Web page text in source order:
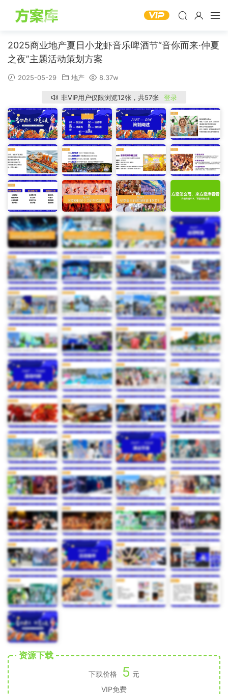
2025商业地产夏日小龙虾音乐啤酒节“音你而来·仲夏
之夜”主题活动策划方案
2025-05-29 地产 8.37w
非VIP用户仅限浏览12张，共57张 登录
资源下载
下载价格 5 元
VIP免费